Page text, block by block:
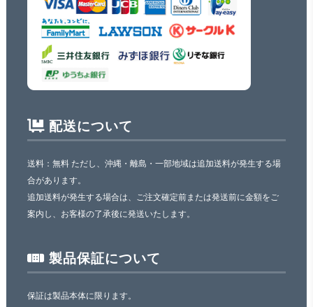
配送について
送料：無料 ただし、沖縄・離島・一部地域は追加送料が発生する場
合があります。
追加送料が発生する場合は、ご注文確定前または発送前に金額をご
案内し、お客様の了承後に発送いたします。
製品保証について
保証は製品本体に限ります。